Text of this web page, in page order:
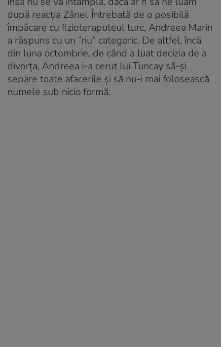
după reacția Zânei. Întrebată de o posibilă
împăcare cu fizioteraputeul turc, Andreea Marin
a răspuns cu un ”nu” categoric. De altfel, încă
din luna octombrie, de când a luat decizia de a
divorța, Andreea i-a cerut lui Tuncay să-și
separe toate afacerile și să nu-i mai folosească
numele sub nicio formă.